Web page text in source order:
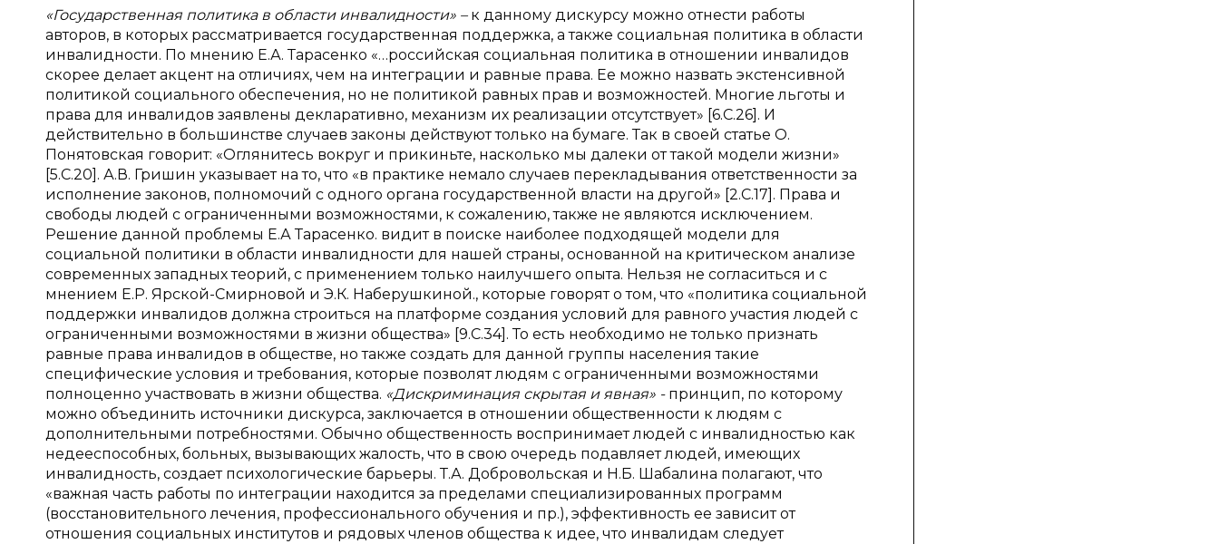
«Государственная политика в области инвалидности» –к данному дискурсу можно отнести работы
авторов, в которых рассматривается государственная поддержка, а также социальная политика в области
инвалидности. По мнению Е.А. Тарасенко «…российская социальная политика в отношении инвалидов
скорее делает акцент на отличиях, чем на интеграции и равные права. Ее можно назвать экстенсивной
политикой социального обеспечения, но не политикой равных прав и возможностей. Многие льготы и
права для инвалидов заявлены декларативно, механизм их реализации отсутствует» [6.С.26]. И
действительно в большинстве случаев законы действуют только на бумаге. Так в своей статье О.
Понятовская говорит: «Оглянитесь вокруг и прикиньте, насколько мы далеки от такой модели жизни»
[5.С.20]. А.В. Гришин указывает на то, что «в практике немало случаев перекладывания ответственности за
исполнение законов, полномочий с одного органа государственной власти на другой» [2.С.17]. Права и
свободы людей с ограниченными возможностями, к сожалению, также не являются исключением.
Решение данной проблемы Е.А Тарасенко. видит в поиске наиболее подходящей модели для
социальной политики в области инвалидности для нашей страны, основанной на критическом анализе
современных западных теорий, с применением только наилучшего опыта. Нельзя не согласиться и с
мнением Е.Р. Ярской-Смирновой и Э.К. Наберушкиной., которые говорят о том, что «политика социальной
поддержки инвалидов должна строиться на платформе создания условий для равного участия людей с
ограниченными возможностями в жизни общества» [9.С.34]. То есть необходимо не только признать
равные права инвалидов в обществе, но также создать для данной группы населения такие
специфические условия и требования, которые позволят людям с ограниченными возможностями
полноценно участвовать в жизни общества. «Дискриминация скрытая и явная» -принцип, по которому
можно объединить источники дискурса, заключается в отношении общественности к людям с
дополнительными потребностями. Обычно общественность воспринимает людей с инвалидностью как
недееспособных, больных, вызывающих жалость, что в свою очередь подавляет людей, имеющих
инвалидность, создает психологические барьеры. Т.А. Добровольская и Н.Б. Шабалина полагают, что
«важная часть работы по интеграции находится за пределами специализированных программ
(восстановительного лечения, профессионального обучения и пр.), эффективность ее зависит от
отношения социальных институтов и рядовых членов общества к идее, что инвалидам следует